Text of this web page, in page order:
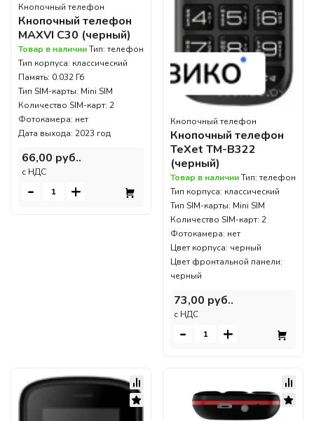
Кнопочный телефон
Кнопочный телефон
MAXVI C30 (черный)
Товар в наличииТип: телефон
Тип корпуса: классический
Память: 0.032 Гб
Тип SIM-карты: Mini SIM
Количество SIM-карт: 2
Фотокамера: нет
Дата выхода: 2023 год
66,00 руб..
c НДС
- +
Кнопочный телефон
Кнопочный телефон
TeXet TM-B322
(черный)
Товар в наличииТип: телефон
Тип корпуса: классический
Тип SIM-карты: Mini SIM
Количество SIM-карт: 2
Фотокамера: нет
Цвет корпуса: черный
Цвет фронтальной панели:
черный
73,00 руб..
c НДС
- +